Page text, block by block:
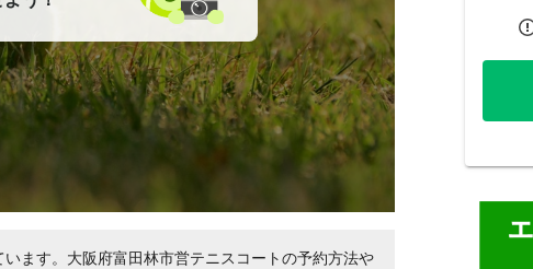
ます。大阪府富田林市営テニスコートの予約方法や